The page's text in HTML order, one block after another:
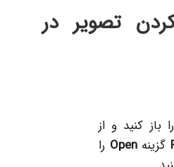
کردن تصویر در
باز کنید و از
گزینهOpen را